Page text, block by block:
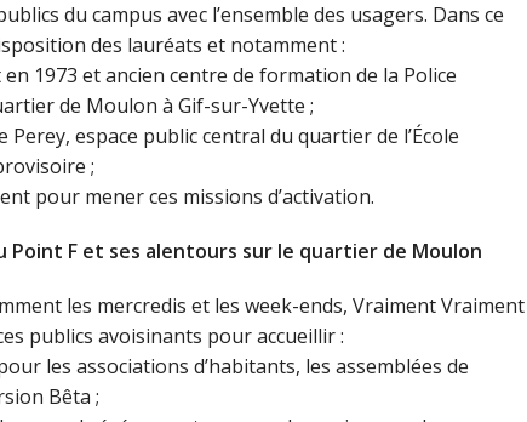
du campus avec l’ensemble des usagers. Dans ce
des lauréats et notamment :
1973 et ancien centre de formation de la Police
de Moulon à Gif-sur-Yvette ;
espace public central du quartier de l’École
;
pour mener ces missions d’activation.
Point F et ses alentours sur le quartier de Moulon
les mercredis et les week-ends, Vraiment Vraiment
publics avoisinants pour accueillir :
les associations d’habitants, les assemblées de
Bêta ;